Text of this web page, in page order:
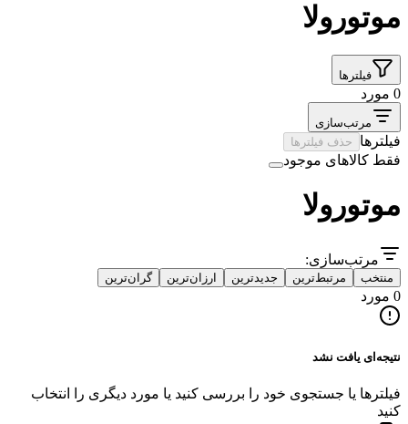
موتورولا
فیلترها
0 مورد
مرتب‌سازی
فیلترها حذف فیلترها
فقط کالاهای موجود
موتورولا
مرتب‌سازی:
منتخب مرتبط‌ترین جدیدترین ارزان‌ترین گران‌ترین
0 مورد
نتیجه‌ای یافت نشد
فیلترها یا جستجوی خود را بررسی کنید یا مورد دیگری را انتخاب
کنید